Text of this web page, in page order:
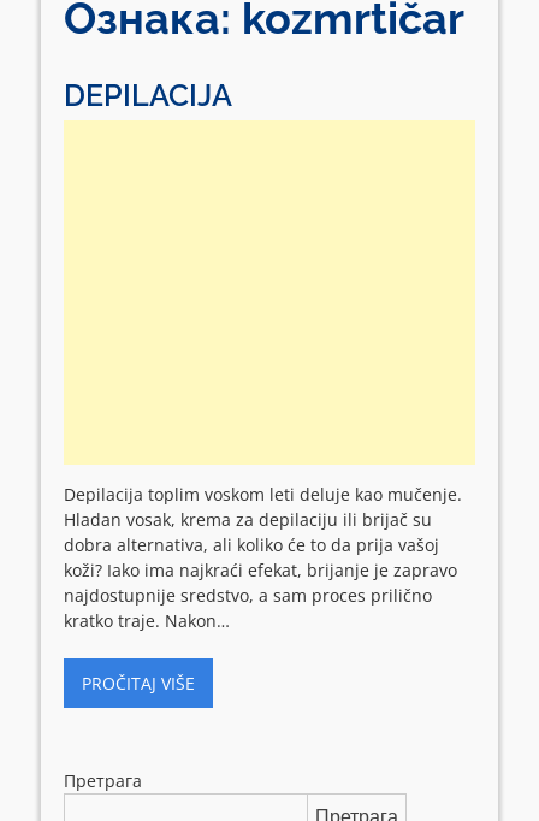
Ознака: kozmrtičar
DEPILACIJA
Depilacija toplim voskom leti deluje kao mučenje.
Hladan vosak, krema za depilaciju ili brijač su
dobra alternativa, ali koliko će to da prija vašoj
koži? Iako ima najkraći efekat, brijanje je zapravo
najdostupnije sredstvo, a sam proces prilično
kratko traje. Nakon…
PROČITAJ VIŠE
Претрага